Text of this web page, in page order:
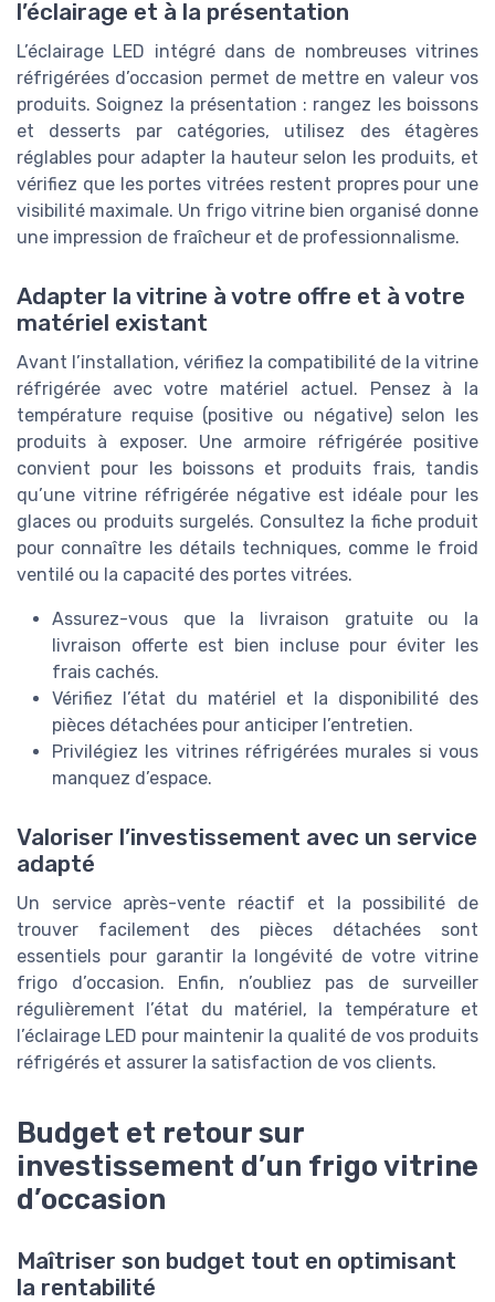
l’éclairage et à la présentation
L’éclairage LED intégré dans de nombreuses vitrines
réfrigérées d’occasion permet de mettre en valeur vos
produits. Soignez la présentation : rangez les boissons
et desserts par catégories, utilisez des étagères
réglables pour adapter la hauteur selon les produits, et
vérifiez que les portes vitrées restent propres pour une
visibilité maximale. Un frigo vitrine bien organisé donne
une impression de fraîcheur et de professionnalisme.
Adapter la vitrine à votre offre et à votre
matériel existant
Avant l’installation, vérifiez la compatibilité de la vitrine
réfrigérée avec votre matériel actuel. Pensez à la
température requise (positive ou négative) selon les
produits à exposer. Une armoire réfrigérée positive
convient pour les boissons et produits frais, tandis
qu’une vitrine réfrigérée négative est idéale pour les
glaces ou produits surgelés. Consultez la fiche produit
pour connaître les détails techniques, comme le froid
ventilé ou la capacité des portes vitrées.
Assurez-vous que la livraison gratuite ou la
livraison offerte est bien incluse pour éviter les
frais cachés.
Vérifiez l’état du matériel et la disponibilité des
pièces détachées pour anticiper l’entretien.
Privilégiez les vitrines réfrigérées murales si vous
manquez d’espace.
Valoriser l’investissement avec un service
adapté
Un service après-vente réactif et la possibilité de
trouver facilement des pièces détachées sont
essentiels pour garantir la longévité de votre vitrine
frigo d’occasion. Enfin, n’oubliez pas de surveiller
régulièrement l’état du matériel, la température et
l’éclairage LED pour maintenir la qualité de vos produits
réfrigérés et assurer la satisfaction de vos clients.
Budget et retour sur
investissement d’un frigo vitrine
d’occasion
Maîtriser son budget tout en optimisant
la rentabilité